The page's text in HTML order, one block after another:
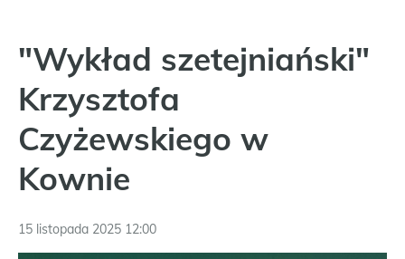
"Wykład szetejniański"
Krzysztofa
Czyżewskiego w
Kownie
15 listopada 2025 12:00